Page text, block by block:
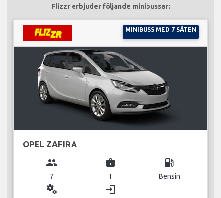
Flizzr erbjuder följande minibussar:
MINIBUSS MED 7 SÄTEN
OPEL ZAFIRA
group
7
business_center
1
local_gas_station
Bensin
miscellaneous_services login